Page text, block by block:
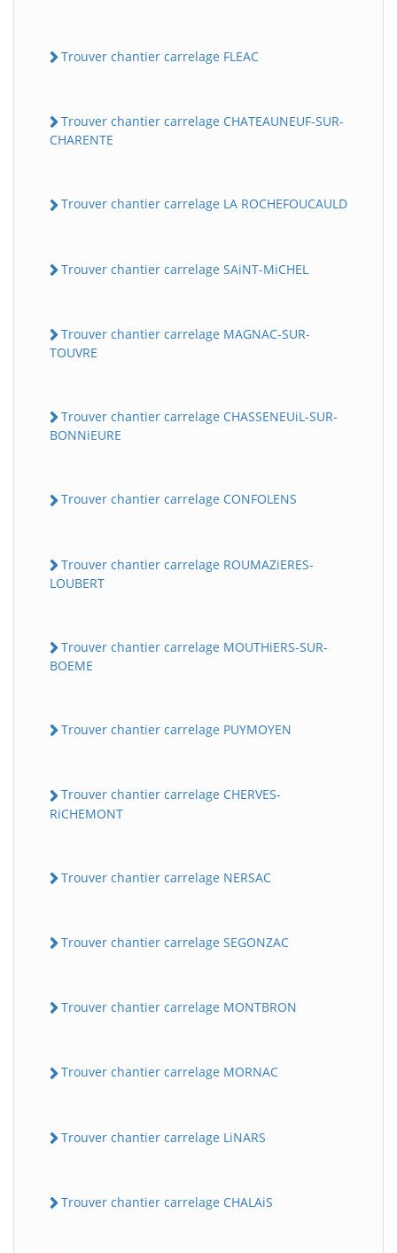
Trouver chantier carrelage FLEAC
Trouver chantier carrelage CHATEAUNEUF-SUR-
CHARENTE
Trouver chantier carrelage LA ROCHEFOUCAULD
Trouver chantier carrelage SAiNT-MiCHEL
Trouver chantier carrelage MAGNAC-SUR-
TOUVRE
Trouver chantier carrelage CHASSENEUiL-SUR-
BONNiEURE
Trouver chantier carrelage CONFOLENS
Trouver chantier carrelage ROUMAZiERES-
LOUBERT
Trouver chantier carrelage MOUTHiERS-SUR-
BOEME
Trouver chantier carrelage PUYMOYEN
Trouver chantier carrelage CHERVES-
RiCHEMONT
Trouver chantier carrelage NERSAC
Trouver chantier carrelage SEGONZAC
Trouver chantier carrelage MONTBRON
Trouver chantier carrelage MORNAC
Trouver chantier carrelage LiNARS
Trouver chantier carrelage CHALAiS